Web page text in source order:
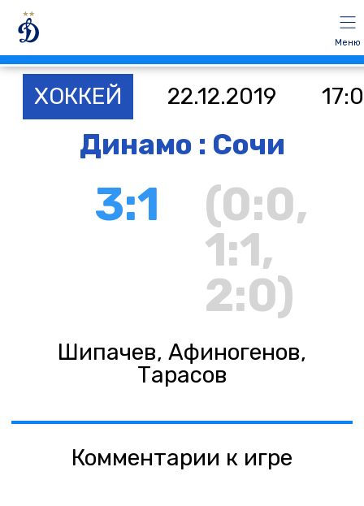
Меню
ХОККЕЙ 22.12.2019
Динамо : Сочи
3:1
(0:0,
1:1,
2:0)
Шипачев, Афиногенов,
Тарасов
Комментарии к игре